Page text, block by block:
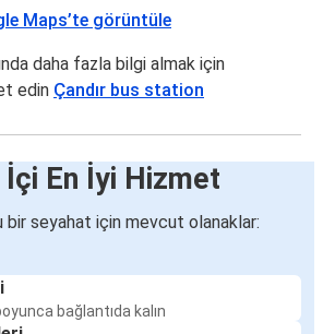
Maps’te görüntüle
daha fazla bilgi almak için
edin Çandır bus station
En İyi Hizmet
bir seyahat için mevcut olanaklar:
bağlantıda kalın